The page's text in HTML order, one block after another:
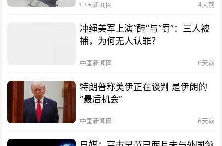
中国新闻网 4天前
冲绳美军上演“醉”与“罚”：三人被
捕，为何无人认罪？
中国新闻网 6天前
特朗普称美伊正在谈判 是伊朗的
“最后机会”
中国新闻网 6天前